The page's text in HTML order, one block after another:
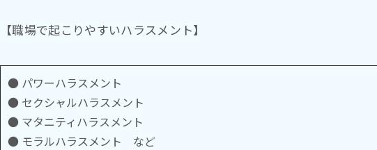
【職場で起こりやすいハラスメント】
● パワーハラスメント
● セクシャルハラスメント
● マタニティハラスメント
● モラルハラスメント など